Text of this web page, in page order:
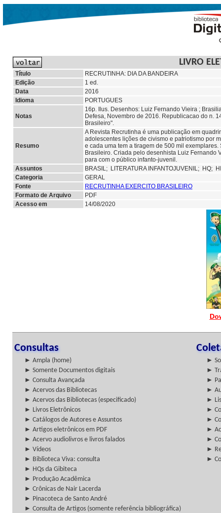
LIVRO
Título
RECRUTINHA: DIA DA BANDEIRA
Edição
1 ed.
Data
2016
Idioma
PORTUGUES
Notas
16p. Ilus. Desenhos: Luiz Fernando Vieira ;
Defesa, Novembro de 2016. Republicacao do n.
Brasileiro".
Resumo
A Revista Recrutinha é uma publicação em
adolescentes lições de civismo e patriotismo por
e cada uma tem a tiragem de 500 mil
Brasileiro. Criada pelo desenhista Luiz Fernando
para com o público infanto-juvenil.
Assuntos
BRASIL; LITERATURA INFANTOJUVENIL; HQ;
Categoria
GERAL
Fonte
RECRUTINHA EXERCITO BRASILEIRO
Formato de Arquivo
PDF
Acesso em
14/08/2020
Consultas
► Ampla (home)
►
► Somente Documentos digitais
►
► Consulta Avançada
►
► Acervos das Bibliotecas
►
► Acervos das Bibliotecas (especificado)
►
► Livros Eletrônicos
►
► Catálogos de Autores e Assuntos
►
► Artigos eletrônicos em PDF
►
► Acervo audiolivros e livros falados
►
► Vídeos
►
► Biblioteca Viva: consulta
►
► HQs da Gibiteca
► Produção Acadêmica
► Crônicas de Nair Lacerda
► Pinacoteca de Santo André
► Consulta de Artigos (somente referência bibliográfica)